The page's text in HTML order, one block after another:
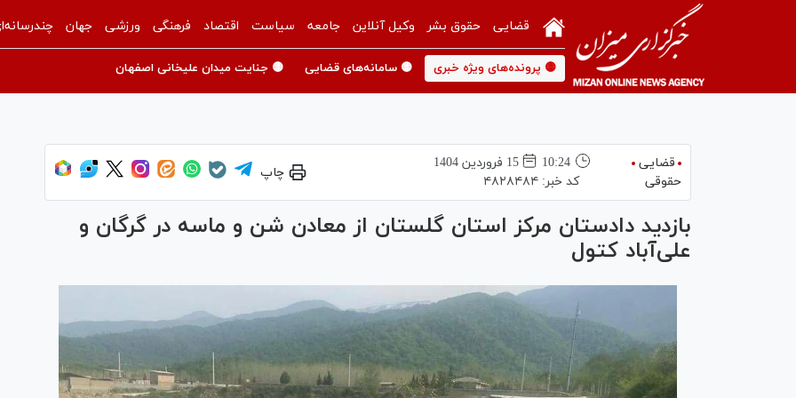
قضایی حقوق بشر وکیل آنلاین جامعه سیاست اقتصاد فرهنگی ورزشی جهان
🟡 پرونده‌های ویژه خبری 🟡 سامانه‌های قضایی 🟡 جنایت میدان علیخانی اصفهان
قضایی
حقوقی
10:24
15 فروردين 1404
کد خبر:۴۸۲۸۴۸۴
چاپ
بازدید دادستان مرکز استان گلستان از معادن شن و ماسه در گرگان و
علی‌آباد کتول